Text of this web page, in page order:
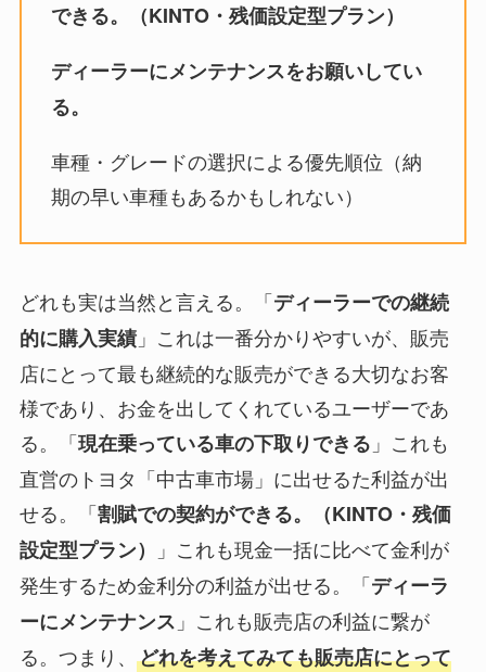
できる。（KINTO・残価設定型プラン）
ディーラーにメンテナンスをお願いしてい
る。
車種・グレードの選択による優先順位（納
期の早い車種もあるかもしれない）
どれも実は当然と言える。「ディーラーでの継続
的に購入実績」これは一番分かりやすいが、販売
店にとって最も継続的な販売ができる大切なお客
様であり、お金を出してくれているユーザーであ
る。「現在乗っている車の下取りできる 」これも
直営のトヨタ「中古車市場」に出せるた利益が出
せる。「割賦での契約ができる。（KINTO・残価
設定型プラン）
」これも現金一括に比べて金利が
発生するため金利分の利益が出せる。「ディーラ
ーにメンテナンス 」これも販売店の利益に繋が
る。つまり、 どれを考えてみても販売店にとって